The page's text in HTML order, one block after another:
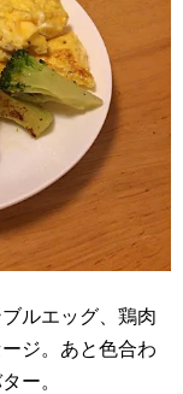
ルエッグ、鶏肉
ジ。あと色合わ
ー。